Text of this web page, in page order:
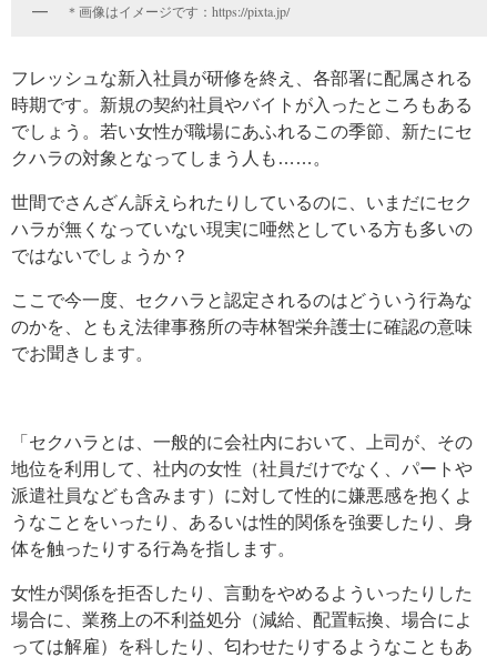
＊画像はイメージです：https://pixta.jp/
フレッシュな新入社員が研修を終え、各部署に配属される
時期です。新規の契約社員やバイトが入ったところもある
でしょう。若い女性が職場にあふれるこの季節、新たにセ
クハラの対象となってしまう人も……。
世間でさんざん訴えられたりしているのに、いまだにセク
ハラが無くなっていない現実に唖然としている方も多いの
ではないでしょうか？
ここで今一度、セクハラと認定されるのはどういう行為な
のかを、ともえ法律事務所の寺林智栄弁護士に確認の意味
でお聞きします。
「セクハラとは、一般的に会社内において、上司が、その
地位を利用して、社内の女性（社員だけでなく、パートや
派遣社員なども含みます）に対して性的に嫌悪感を抱くよ
うなことをいったり、あるいは性的関係を強要したり、身
体を触ったりする行為を指します。
女性が関係を拒否したり、言動をやめるよういったりした
場合に、業務上の不利益処分（減給、配置転換、場合によ
っては解雇）を科したり、匂わせたりするようなこともあ